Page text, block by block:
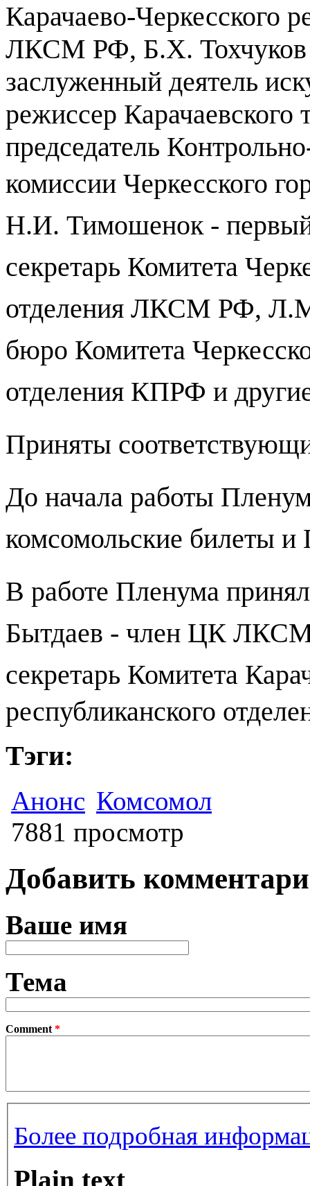
Карачаево-Черкесского
ЛКСМ РФ, Б.Х. Тохчуков
заслуженный деятель
режиссер
председатель
комиссии Черкесского
Н.И. Тимошенок -
секретарь Комитета
отделения ЛКСМ РФ, Л.М.
бюро Комитета
отделения КПРФ и
Приняты
До начала работы
комсомольские билеты
В работе Пленума
Бытдаев - член ЦК
секретарь Комитета
республиканского
Тэги:
Анонс Комсомол
7881 просмотр
Добавить
Ваше имя
Тема
Comment *
Более подробная
Plain text